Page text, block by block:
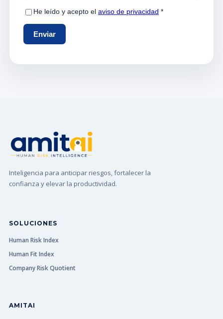
Inteligencia para anticipar riesgos, fortalecer la
confianza y elevar la productividad.
SOLUCIONES
Human Risk Index
Human Fit Index
Company Risk Quotient
AMITAI